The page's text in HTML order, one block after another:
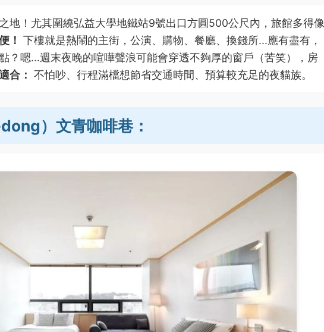
地！尤其圍繞弘益大學地鐵站9號出口方圓500公尺內，旅館多得像
！ 下樓就是熱鬧的主街，公演、購物、餐廳、換錢所...應有盡有，
？嗯...週末夜晚的喧嘩聲浪可能會穿透不夠厚的窗戶（苦笑），房
合： 不怕吵、行程滿檔想節省交通時間、預算較充足的夜貓族。
）文青咖啡巷：